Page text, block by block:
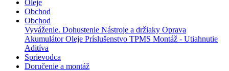
Oleje
Obchod
Obchod
Vyváženie. Dohustenie Nástroje a držiaky Oprava
AkumulátorOleje Príslušenstvo TPMS Montáž - Utiahnutie
Aditíva
Sprievodca
Doručenie a montáž